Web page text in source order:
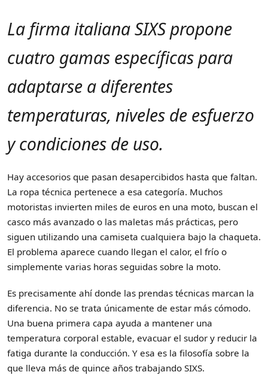
La firma italiana SIXS propone
cuatro gamas específicaspara
adaptarse a diferentes
temperaturas, niveles de esfuerzo
y condiciones de uso.
Hay accesorios que pasan desapercibidos hasta que faltan.
La ropa técnica pertenece a esa categoría. Muchos
motoristas invierten miles de euros en una moto, buscan el
casco más avanzado o las maletas más prácticas, pero
siguen utilizando una camiseta cualquiera bajo la chaqueta.
El problema aparece cuando llegan el calor, el frío o
simplemente varias horas seguidas sobre la moto.
Es precisamente ahí donde las prendas técnicas marcan la
diferencia. No se trata únicamente de estar más cómodo.
Una buena primera capa ayuda a mantener una
temperatura corporal estable, evacuar el sudor y reducir la
fatiga durante la conducción. Y esa es la filosofía sobre la
que lleva más de quince años trabajando SIXS.